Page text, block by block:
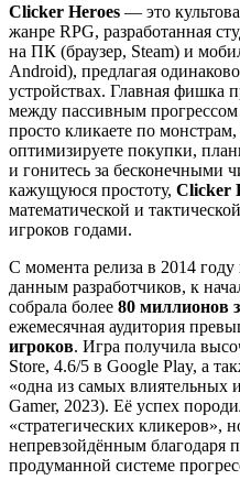
Clicker Heroes — это
жанре RPG, разработанная
на ПК (браузер, Steam) и
Android), предлагая
устройствах. Главная фишка
между пассивным
просто кликаете по
оптимизируете покупки,
и гонитесь за бесконечными
кажущуюся простоту, Clicker
математической и
игроков годами.
С момента релиза в 2014
данным разработчиков, к
собрала более 80 миллионов
ежемесячная аудитория
игроков. Игра получила
Store, 4.6/5 в Google Play, а
«одна из самых влиятельных
Gamer, 2023). Её успех
«стратегических кликеров»,
непревзойдённым благодаря
продуманной системе